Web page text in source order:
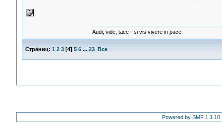
Audi, vide, tace - si vis vivere in pace.
Страниц: 1 2 3[4] 5 6 ... 23 Все
Powered by SMF 1.1.10